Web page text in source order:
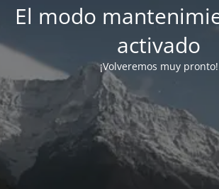
El modo
activado
¡Volveremos muy pronto!